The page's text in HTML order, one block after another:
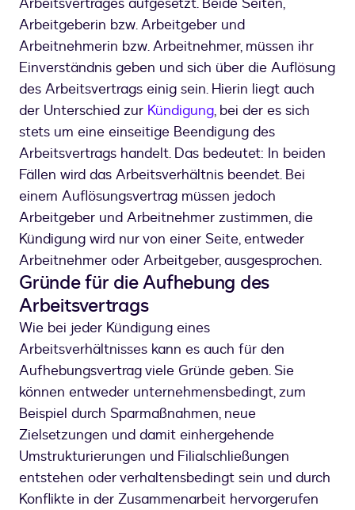
Arbeitgeberin bzw. Arbeitgeber und
Arbeitnehmerin bzw. Arbeitnehmer, müssen ihr
Einverständnis geben und sich über die Auflösung
des Arbeitsvertrags einig sein. Hierin liegt auch
der Unterschied zur Kündigung, bei der es sich
stets um eine einseitige Beendigung des
Arbeitsvertrags handelt. Das bedeutet: In beiden
Fällen wird das Arbeitsverhältnis beendet. Bei
einem Auflösungsvertrag müssen jedoch
Arbeitgeber und Arbeitnehmer zustimmen, die
Kündigung wird nur von einer Seite, entweder
Arbeitnehmer oder Arbeitgeber, ausgesprochen.
Gründe für die Aufhebung des
Arbeitsvertrags
Wie bei jeder Kündigung eines
Arbeitsverhältnisses kann es auch für den
Aufhebungsvertrag viele Gründe geben. Sie
können entweder unternehmensbedingt, zum
Beispiel durch Sparmaßnahmen, neue
Zielsetzungen und damit einhergehende
Umstrukturierungen und Filialschließungen
entstehen oder verhaltensbedingt sein und durch
Konflikte in der Zusammenarbeit hervorgerufen